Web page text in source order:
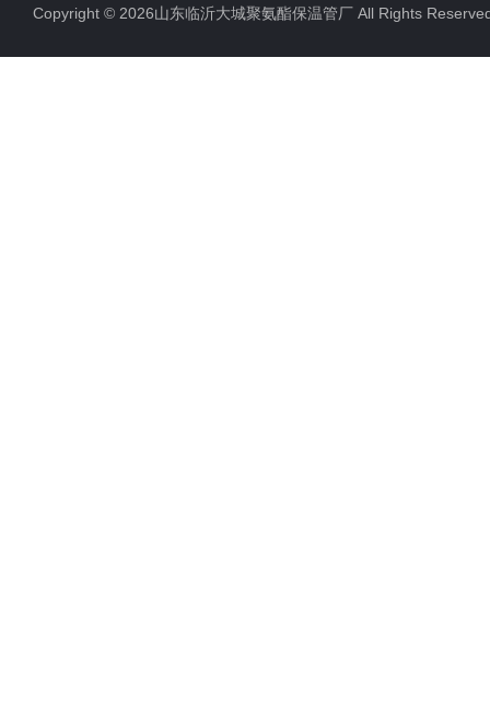
Copyright © 2026山东临沂大城聚氨酯保温管厂 All Rights